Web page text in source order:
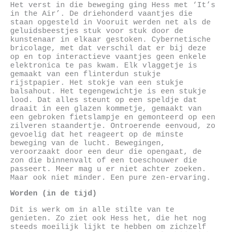
Het verst in die beweging ging Hess met ‘It’s
in the Air’. De driehonderd vaantjes die
staan opgesteld in Vooruit werden net als de
geluidsbeestjes stuk voor stuk door de
kunstenaar in elkaar gestoken. Cybernetische
bricolage, met dat verschil dat er bij deze
op en top interactieve vaantjes geen enkele
elektronica te pas kwam. Elk vlaggetje is
gemaakt van een flinterdun stukje
rijstpapier. Het stokje van een stukje
balsahout. Het tegengewichtje is een stukje
lood. Dat alles steunt op een speldje dat
draait in een glazen kommetje, gemaakt van
een gebroken fietslampje en gemonteerd op een
zilveren staandertje. Ontroerende eenvoud, zo
gevoelig dat het reageert op de minste
beweging van de lucht. Bewegingen,
veroorzaakt door een deur die opengaat, de
zon die binnenvalt of een toeschouwer die
passeert. Meer mag u er niet achter zoeken.
Maar ook niet minder. Een pure zen-ervaring.
Worden (in de tijd)
Dit is werk om in alle stilte van te
genieten. Zo ziet ook Hess het, die het nog
steeds moeilijk lijkt te hebben om zichzelf